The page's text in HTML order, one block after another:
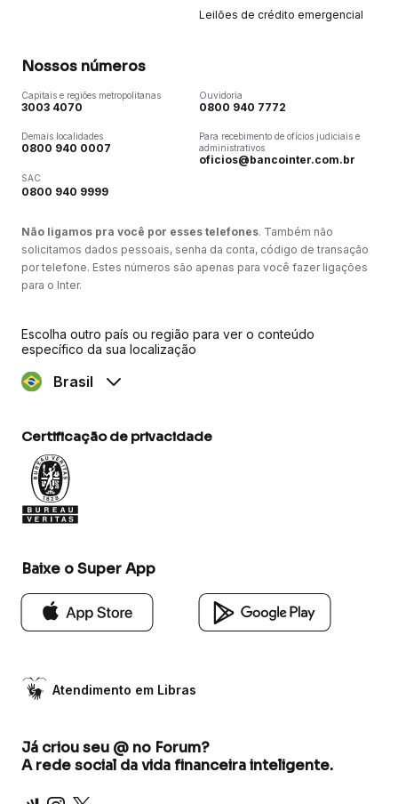
Leilões de crédito emergencial
Nossos números
Capitais e regiões metropolitanas
3003 4070
Demais localidades
0800 940 0007
SAC
0800 940 9999
Ouvidoria
0800 940 7772
Para recebimento de ofícios judiciais e
administrativos
oficios@bancointer.com.br
Não ligamos pra você por esses telefones. Também não
solicitamos dados pessoais, senha da conta, código de transação
por telefone. Estes números são apenas para você fazer ligações
para o Inter.
Escolha outro país ou região para ver o conteúdo
específico da sua localização
Brasil
Certificação de privacidade
Baixe o Super App
Atendimento em Libras
Já criou seu @ no Forum?
A rede social da vida financeira inteligente.